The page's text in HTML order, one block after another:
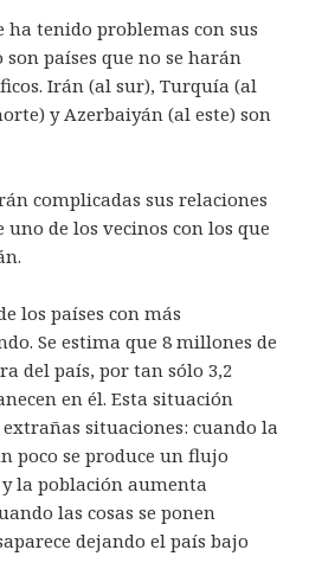
tenido problemas con sus
son países que no se harán
Irán (al sur), Turquía (al
y Azerbaiyán (al este) son
complicadas sus relaciones
de los vecinos con los que
los países con más
Se estima que 8 millones de
del país, por tan sólo 3,2
en él. Esta situación
situaciones: cuando la
poco se produce un flujo
la población aumenta
las cosas se ponen
dejando el país bajo